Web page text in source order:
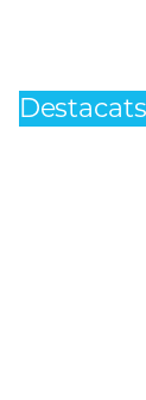
Destacats